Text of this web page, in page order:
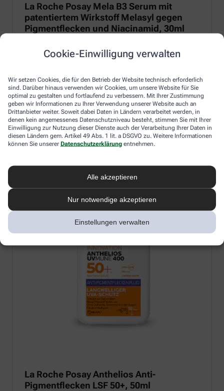
Cookie-Einwilligung verwalten
Wir setzen Cookies, die für den Betrieb der Website technisch erforderlich
sind. Darüber hinaus verwenden wir Cookies, um unsere Website für Sie
optimal zu gestalten und fortlaufend zu verbessern. Mit Ihrer Zustimmung
geben wir Informationen zu Ihrer Verwendung unserer Website auch an
Drittanbieter weiter. Soweit dabei Daten in Ländern verarbeitet werden, in
denen kein angemessenes Datenschutzniveau besteht, stimmen Sie mit Ihrer
Einwilligung zur Nutzung dieser Dienste auch der Verarbeitung Ihrer Daten in
diesen Ländern gem. Artikel 49 Abs. 1 lit. a DSGVO zu. Weitere Informationen
können Sie unserer Datenschutzerklärung entnehmen.
Alle akzeptieren
Nur notwendige akzeptieren
Einstellungen verwalten
La Roche Posay Mela B3 Serum mit
patentiertem Wirkstoff Melasyl gegen
Pigmentflecken und Niacinamid, 30ml
Regulierung von Melanin und 10 % Niacinamid für eine
Zum Produkt
La Roche Posay Anthelios Anti-
Pigmentflecken LSF 50+, 50ml